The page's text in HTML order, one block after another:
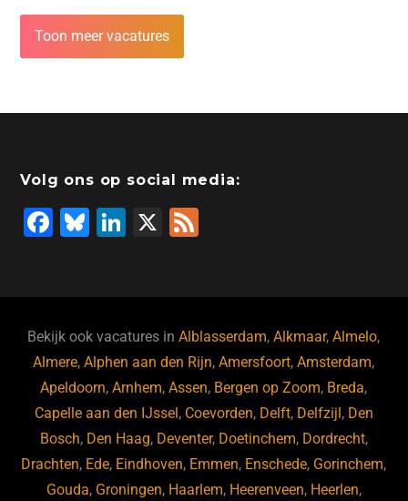
Toon meer vacatures
Volg ons op social media:
F
b
o
o
k
Bl
ky
Li
dI
n
X
Bekijk ook vacatures inAlblasserdam,Alkmaar,Almelo,
Almere,Alphen aan den Rijn,Amersfoort,Amsterdam,
Apeldoorn,Arnhem,Assen, Bergen op Zoom, Breda,
Capelle aan den IJssel , Coevorden, Delft, Delfzijl , Den
Bosch, Den Haag, Deventer, Doetinchem, Dordrecht,
Drachten, Ede, Eindhoven, Emmen, Enschede, Gorinchem,
Gouda, Groningen, Haarlem, Heerenveen, Heerlen,